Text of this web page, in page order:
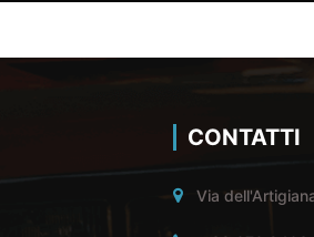
CONTATTI
Via